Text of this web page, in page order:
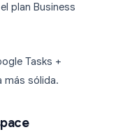
plan Business
Tasks +
más sólida.